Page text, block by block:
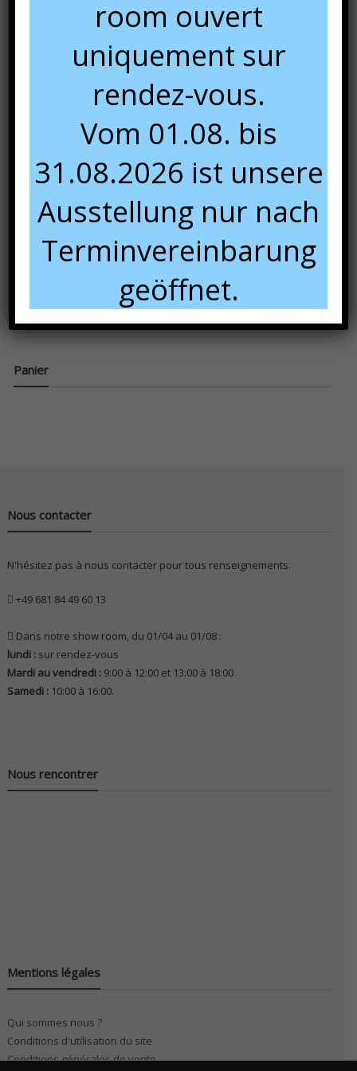
Panier
Nous contacter
N'hésitez pas à nous contacter pour tous renseignements.
+49 681 84 49 60 13
Dans notre show room, du 01/04 au 01/08 :
lundi : sur rendez-vous
Mardi au vendredi : 9:00 à 12:00 et 13:00 à 18:00
Samedi : 10:00 à 16:00.
Nous rencontrer
Mentions légales
Qui sommes nous ?
Conditions d'utilisation du site
Conditions générales de vente
room ouvert
uniquement sur
rendez-vous.
Vom 01.08. bis
31.08.2026 ist unsere
Ausstellung nur nach
Terminvereinbarung
geöffnet.